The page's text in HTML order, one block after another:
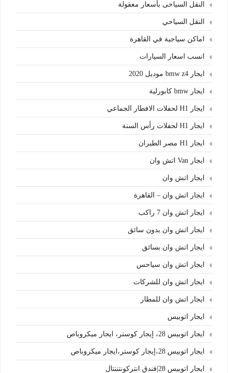
النقل السياحى بأسعار معقولة
النقل السياحي
اماكن سياجية في القاهرة
انسب اسعار السيارات
ايجار bmw z4 موديل 2020
ايجار bmw كابورلية
ايجار H1 لحفلات الافطار الجماعي
ايجار H1 لحفلات رأس السنة
ايجار H1 مصر الطيران
ايجار Van اتش وان
ايجار اتش وان
ايجار اتش وان – القاهرة
ايجار اتش وان 7 راكب
ايجار اتش وان بدون سائق
ايجار اتش وان بسائق
ايجار اتش وان سياحس
ايجار اتش وان للشركات
ايجار اتش وان للمطار
ايجار اتوبيس
ايجار اتوبيس 28، إيجار كوستر، ايجار ميكروباص
ايجار اتوبيس 28،إيجار كوستر،ايجار ميكروباص
ايجار اتوبيس 28|فندق انتركونتننتال